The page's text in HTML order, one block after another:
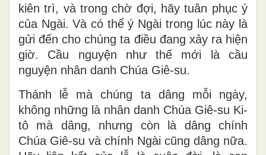
kiên trì, và trong chờ đợi, hãy tuân phục ý
của Ngài. Và có thể ý Ngài trong lúc này là
gửi đến cho chúng ta điều đang xảy ra hiện
giờ. Cầu nguyện như thế mới là cầu
nguyện nhân danh Chúa Giê-su.
Thánh lễ mà chúng ta dâng mỗi ngày,
không những là nhân danh Chúa Giê-su Ki-
tô mà dâng, nhưng còn là dâng chính
Chúa Giê-su và chính Ngài cũng dâng nữa.